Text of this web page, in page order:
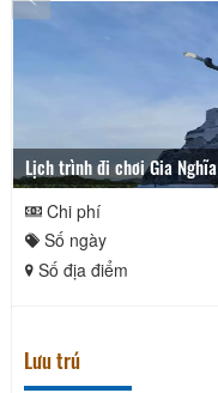
Lịch trình đi chơi Gia Nghĩa
Chi phí
Số ngày
Số địa điểm
Lưu trú